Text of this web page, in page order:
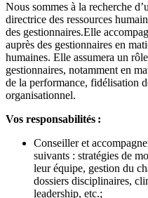
Nous sommes à la recherche
directrice des ressources
des gestionnaires.Elle
auprès des gestionnaires en
humaines. Elle assumera un
gestionnaires, notamment en
de la performance, fidélisation
organisationnel.
Vos responsabilités :
Conseiller et
suivants : stratégies de
leur équipe, gestion du
dossiers disciplinaires,
leadership, etc.;